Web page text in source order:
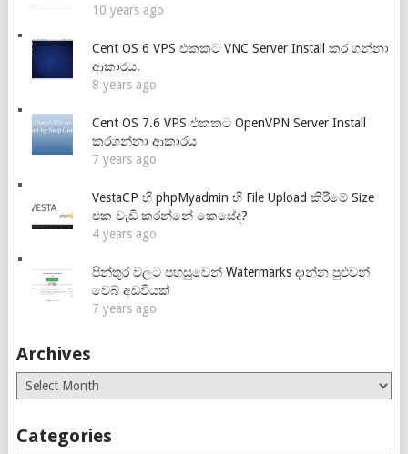
10 years ago
Cent OS 6 VPS එකකට VNC Server Install කර ගන්නා
ආකාරය.
8 years ago
Cent OS 7.6 VPS එකකට OpenVPN Server Install
කරගන්නා ආකාරය
7 years ago
VestaCP හි phpMyadmin හි File Upload කිරීමේ Size
එක වැඩි කරන්නේ කෙසේද?
4 years ago
පින්තූර වලට පහසුවෙන් Watermarks දාන්න පුළුවන්
වෙබ් අඩවියක්
7 years ago
Archives
Archives
Categories